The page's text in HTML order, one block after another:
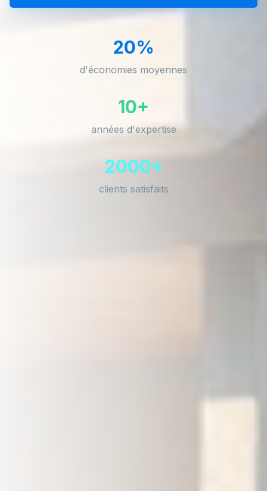
20%
d'économies moyennes
10+
années d'expertise
2000+
clients satisfaits